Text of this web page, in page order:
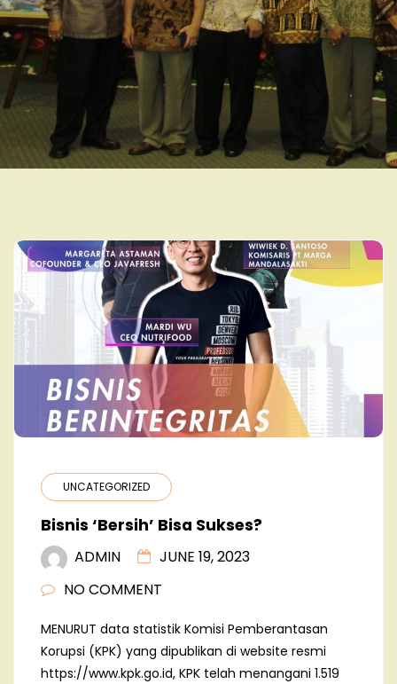
UNCATEGORIZED
Bisnis ‘Bersih’ Bisa Sukses?
ADMIN
JUNE 19, 2023
NO COMMENT
MENURUT data statistik Komisi Pemberantasan
Korupsi (KPK) yang dipublikan di website resmi
https://www.kpk.go.id, KPK telah menangani 1.519